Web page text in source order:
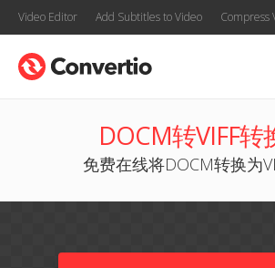
Video Editor Add Subtitles to Video Compress
DOCM转VIFF转
免费在线将DOCM转换为